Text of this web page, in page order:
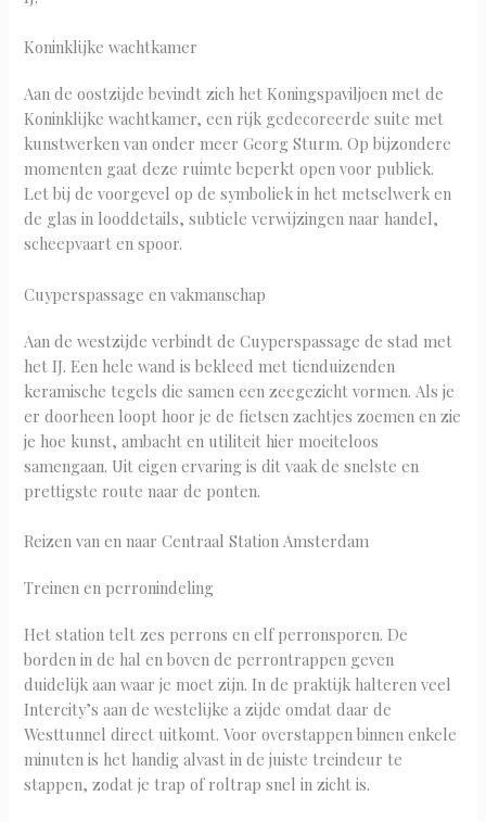
Koninklijke wachtkamer
Aan de oostzijde bevindt zich het Koningspaviljoen met de
Koninklijke wachtkamer, een rijk gedecoreerde suite met
kunstwerken van onder meer Georg Sturm. Op bijzondere
momenten gaat deze ruimte beperkt open voor publiek.
Let bij de voorgevel op de symboliek in het metselwerk en
de glas in looddetails, subtiele verwijzingen naar handel,
scheepvaart en spoor.
Cuyperspassage en vakmanschap
Aan de westzijde verbindt de Cuyperspassage de stad met
het IJ. Een hele wand is bekleed met tienduizenden
keramische tegels die samen een zeegezicht vormen. Als je
er doorheen loopt hoor je de fietsen zachtjes zoemen en zie
je hoe kunst, ambacht en utiliteit hier moeiteloos
samengaan. Uit eigen ervaring is dit vaak de snelste en
prettigste route naar de ponten.
Reizen van en naar Centraal Station Amsterdam
Treinen en perronindeling
Het station telt zes perrons en elf perronsporen. De
borden in de hal en boven de perrontrappen geven
duidelijk aan waar je moet zijn. In de praktijk halteren veel
Intercity’s aan de westelijke a zijde omdat daar de
Westtunnel direct uitkomt. Voor overstappen binnen enkele
minuten is het handig alvast in de juiste treindeur te
stappen, zodat je trap of roltrap snel in zicht is.